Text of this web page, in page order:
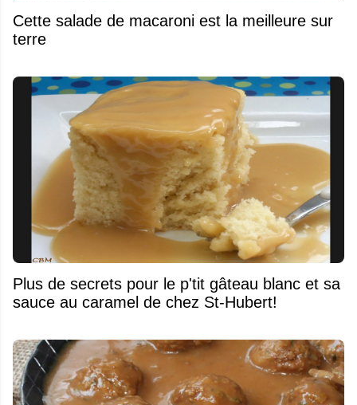
Cette salade de macaroni est la meilleure sur
terre
Plus de secrets pour le p'tit gâteau blanc et sa
sauce au caramel de chez St-Hubert!